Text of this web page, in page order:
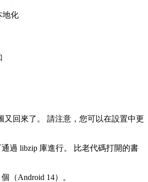
地化
又回來了。 請注意，您可以在設置中更
過 libzip 庫進行。 比老代碼打開的書
（Android 14）。